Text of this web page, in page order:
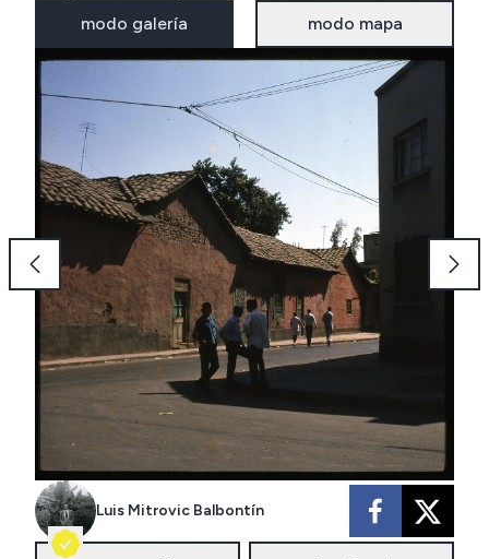
modo galería modo mapa
Luis Mitrovic Balbontín